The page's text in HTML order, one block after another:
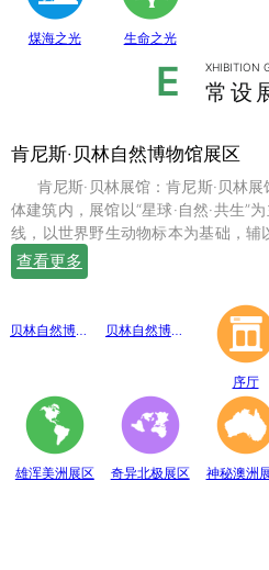
煤海之光 生命之光
E XHIBITION
常设
肯尼斯·贝林自然博物馆展区
体建筑内，展馆以“星球·自然·共生”
线，以世界野生动物标本为基础，辅
欧、野性非洲、雄浑美洲、奇异北极
动、穹幕影院、勇敢者通道、互动体
查看更多
贝林自然博物馆趣味互动展区 贝林自然博物馆山海经奇展区
序厅
雄浑美洲展区 奇异北极展区 神秘澳洲